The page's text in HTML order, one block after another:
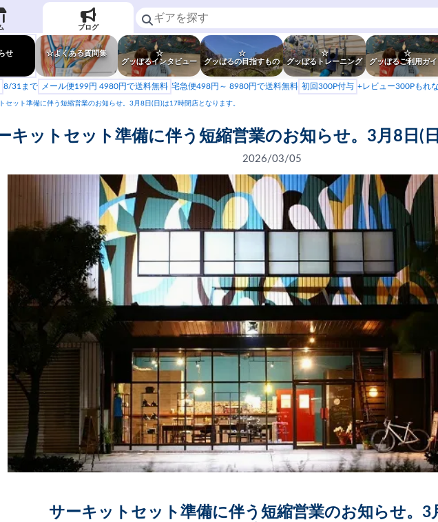
ブログ
せ ☆よくある質問集
☆
グッぼるインタビュー
☆
グッぼるの目指すもの
☆
グッぼるトレーニング
☆
グッぼるご利用ガイ
8/31まで メール便199円 4980円で送料無料 宅急便498円～ 8980円で送料無料 初回300P付与 +レビュー300Pもれ
セット準備に伴う短縮営業のお知らせ。3月8日(日)は17時閉店となります。
キットセット準備に伴う短縮営業のお知らせ。3月8日(
2026/03/05
サーキットセット準備に伴う短縮営業のお知らせ。3